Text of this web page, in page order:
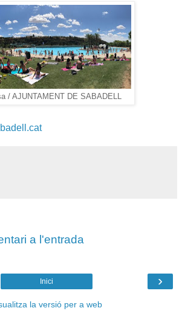
/ AJUNTAMENT DE SABADELL
a l'entrada
›
Inici
la versió per a web